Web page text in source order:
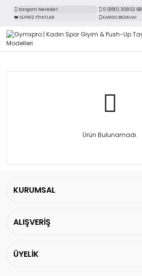
Kargom Nerede?
0 (850) 308 02 68
❤️ SÜPRİZ FİYATLAR
KARGO BEDAVA!
Ürün Bulunamadı.
KURUMSAL
ALIŞVERİŞ
ÜYELİK